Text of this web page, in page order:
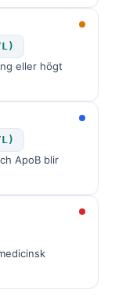
eller högt
ApoB blir